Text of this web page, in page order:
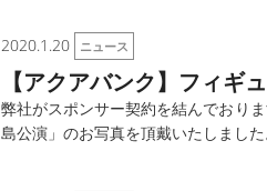
2020.1.20 ニュース
【アクアバンク】フィギ
弊社がスポンサー契約を結んでおり
島公演」のお写真を頂戴いたしまし